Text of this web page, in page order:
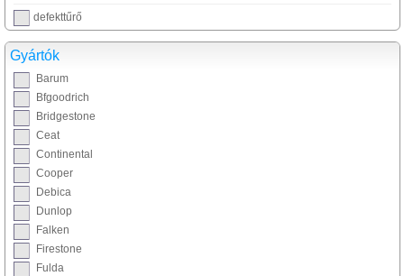
defekttűrő
Gyártók
Barum
Bfgoodrich
Bridgestone
Ceat
Continental
Cooper
Debica
Dunlop
Falken
Firestone
Fulda